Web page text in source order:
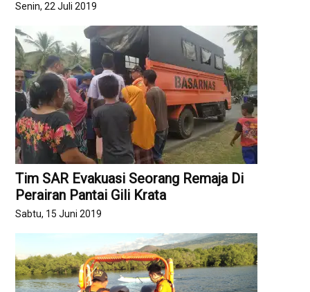
Senin, 22 Juli 2019
Tim SAR Evakuasi Seorang Remaja Di
Perairan Pantai Gili Krata
Sabtu, 15 Juni 2019